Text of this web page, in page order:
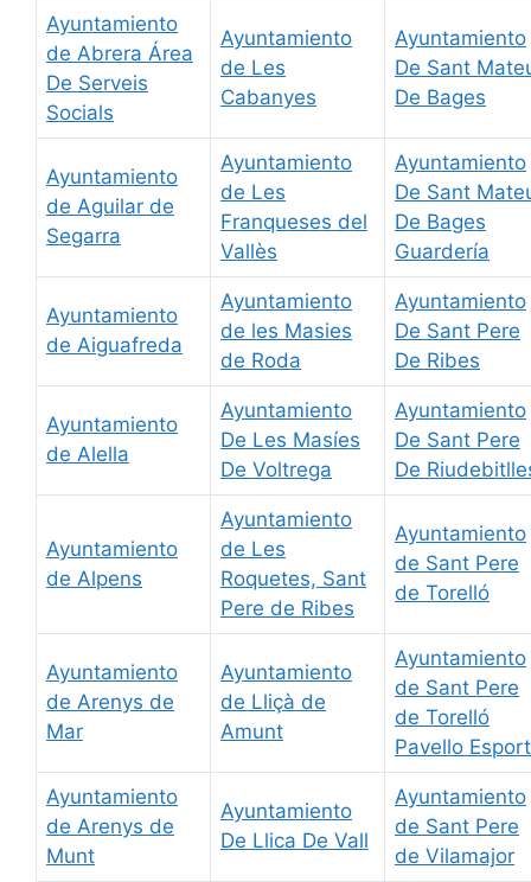
Ayuntamiento
de Abrera Área
De Serveis
Socials
Ayuntamiento
de Les
Cabanyes
Ayuntamiento
De Sant
De Bages
Ayuntamiento
de Aguilar de
Segarra
Ayuntamiento
de Les
Franqueses del
Vallès
Ayuntamiento
De Sant
De Bages
Guardería
Ayuntamiento
de Aiguafreda
Ayuntamiento
de les Masies
de Roda
Ayuntamiento
De Sant Pere
De Ribes
Ayuntamiento
de Alella
Ayuntamiento
De Les Masíes
De Voltrega
Ayuntamiento
De Sant Pere
De
Ayuntamiento
de Alpens
Ayuntamiento
de Les
Roquetes, Sant
Pere de Ribes
Ayuntamiento
de Sant Pere
de Torelló
Ayuntamiento
de Arenys de
Mar
Ayuntamiento
de Lliçà de
Amunt
Ayuntamiento
de Sant Pere
de Torelló
Pavello
Ayuntamiento
de Arenys de
Munt
Ayuntamiento
De Llica De Vall
Ayuntamiento
de Sant Pere
de Vilamajor